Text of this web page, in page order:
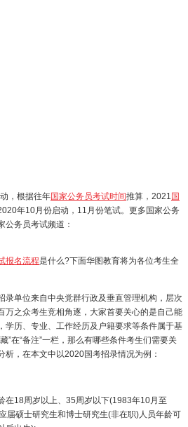
，根据往年国家公务员考试时间推算，2021 国
年10月份启动，11月份笔试。更多国家公务
公务员考试频道：
报名流程是什么?下面华图教育将为各位考生全
录单位来自中央党群行政及垂直管理机构，层次
万之众考生竞相角逐，大家首要关心的是自己能
学历、专业、工作经历及户籍要求等条件属于基
”在“备注”一栏，那么有哪些条件考生们需要关
析，在本文中以2020国考招录情况为例：
在18周岁以上、35周岁以下(1983年10月至
届硕士研究生和博士研究生(非在职)人员年龄可